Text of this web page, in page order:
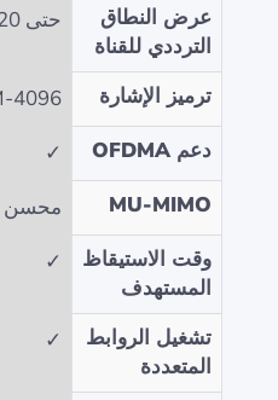
عرض النطاق
الترددي للقناة
حتى 320 ميجاهرتز
ترميز الإشارة
4096-QAM
دعم OFDMA
✓
MU-MIMO
محسن
وقت الاستيقاظ
المستهدف
✓
تشغيل الروابط
المتعددة
✓